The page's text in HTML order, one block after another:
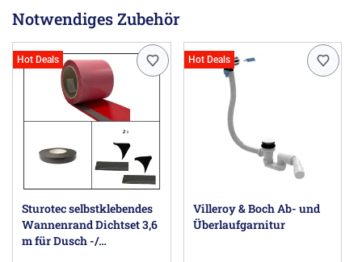
Hinweis: Eine mittige Armaturenpositionierung ist nicht
Herstellerinformationen
Villeroy & Boch AG, Postfach 1120, 66688 Mettlach DE,
information@villeroy-boch.com
Notwendiges Zubehör
Hot Deals
Sturotec selbstklebendes
Wannenrand Dichtset 3,6
m für Dusch -/
Hot Deals
Villeroy & Boch Ab- und
Überlaufgarnitur